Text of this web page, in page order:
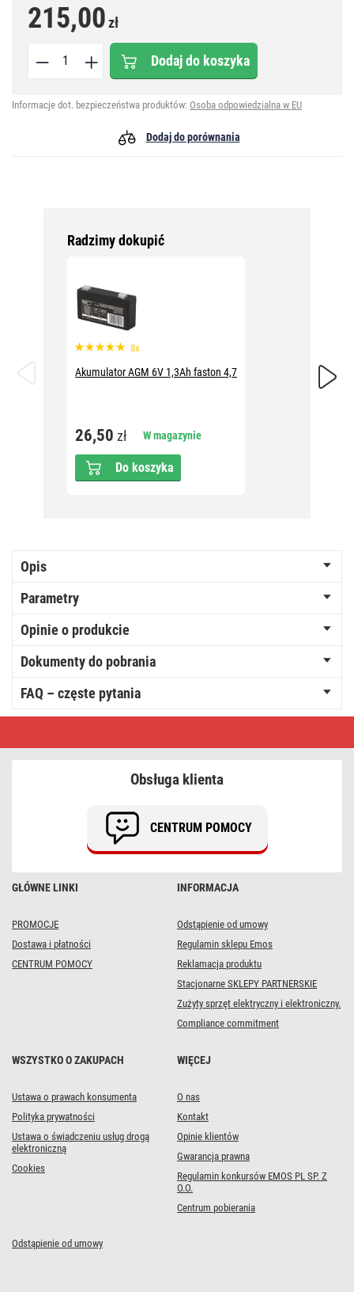
215,00zł
Dodaj do koszyka
Informacje dot. bezpieczeństwa produktów: Osoba odpowiedzialna w EU
Dodaj do porównania
Radzimy dokupić
8x
Akumulator AGM 6V 1,3Ah faston 4,7
26,50 zł W magazynie
Do koszyka
Opis
Parametry
Opinie o produkcie
Dokumenty do pobrania
FAQ – częste pytania
GŁÓWNE LINKI
PROMOCJE
Dostawa i płatności
CENTRUM POMOCY
INFORMACJA
Odstąpienie od umowy
Regulamin sklepu Emos
Reklamacja produktu
Stacjonarne SKLEPY PARTNERSKIE
Zużyty sprzęt elektryczny i elektroniczny.
Compliance commitment
WSZYSTKO O ZAKUPACH
Ustawa o prawach konsumenta
Polityka prywatności
Ustawa o świadczeniu usług drogą
elektroniczną
Cookies
WIĘCEJ
O nas
Kontakt
Opinie klientów
Gwarancja prawna
Regulamin konkursów EMOS PL SP. Z
O.O.
Centrum pobierania
Odstąpienie od umowy
Obsługa klienta
CENTRUM POMOCY